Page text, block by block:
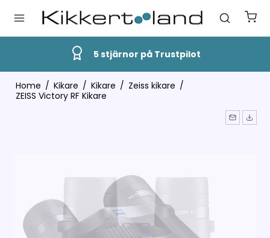
Snabb Leverans
Home / Kikare / Kikare / Zeiss kikare /
ZEISS Victory RF Kikare